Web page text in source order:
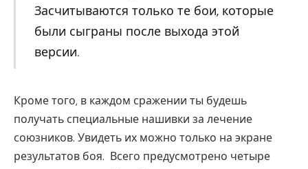
Засчитываются только те бои, которые
были сыграны после выхода этой
версии.
Кроме того, в каждом сражении ты будешь
получать специальные нашивки за лечение
союзников. Увидеть их можно только на экране
результатов боя. Всего предусмотрено четыре